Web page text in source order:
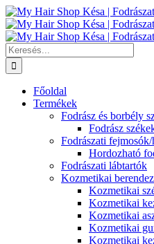
Kihagyás
Keresés...
Főoldal
Termékek
Fodrász és borbély
Fodrász
Fodrászati
Hordozható
Fodrászati lábtartók
Kozmetikai
Kozmetikai
Kozmetikai
Kozmetikai
Kozmetikai
Kozmetikai